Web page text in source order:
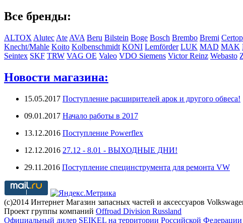
Все бренды:
ALTOX Alutec Ate AVA Beru Bilstein Boge Bosch Brembo Bremi
Knecht/Mahle Koito Kolbenschmidt KONI Lemförder LUK MAD MAK
Seintex SKF TRW VAG OE Valeo VDO Siemens Victor Reinz Webasto
Новости магазина:
15.05.2017 Поступление расширителей арок и другого обвеса!
09.01.2017 Начало работы в 2017
13.12.2016 Поступление Powerflex
12.12.2016 27.12 - 8.01 - ВЫХОДНЫЕ ДНИ!
29.11.2016 Поступление специнструмента для ремонта VW
(с)2014 Интернет Магазин запасных частей и аксессуаров
Проект группы компаний Offroad Division Russland
Официальный дилер SEIKEL на территории Российской Федерации